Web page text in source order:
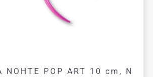
NOHTE POP ART 10 cm, N